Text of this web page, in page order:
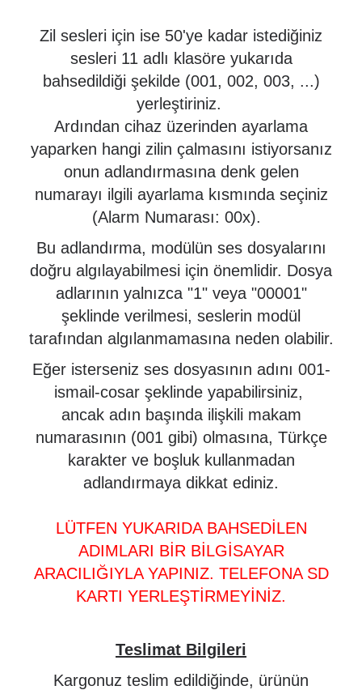
Zil sesleri için ise 50'ye kadar istediğiniz
sesleri 11 adlı klasöre yukarıda
bahsedildiği şekilde (001, 002, 003, ...)
yerleştiriniz.
Ardından cihaz üzerinden ayarlama
yaparken hangi zilin çalmasını istiyorsanız
onun adlandırmasına denk gelen
numarayı ilgili ayarlama kısmında seçiniz
(Alarm Numarası: 00x).
Bu adlandırma, modülün ses dosyalarını
doğru algılayabilmesi için önemlidir. Dosya
adlarının yalnızca "1" veya "00001"
şeklinde verilmesi, seslerin modül
tarafından algılanmamasına neden olabilir.
Eğer isterseniz ses dosyasının adını 001-
ismail-cosar şeklinde yapabilirsiniz,
ancak adın başında ilişkili makam
numarasının (001 gibi) olmasına, Türkçe
karakter ve boşluk kullanmadan
adlandırmaya dikkat ediniz.
LÜTFEN YUKARIDA BAHSEDİLEN
ADIMLARI BİR BİLGİSAYAR
ARACILIĞIYLA YAPINIZ. TELEFONA SD
KARTI YERLEŞTİRMEYİNİZ.
Teslimat Bilgileri
Kargonuz teslim edildiğinde, ürünün